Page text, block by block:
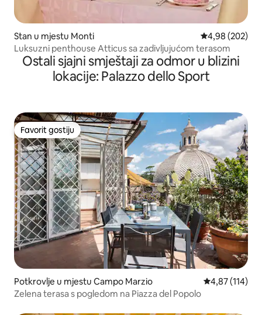
Stan u mjestu Monti Prosječna
4,98 (202)
Luksuzni penthouse Atticus sa zadivljujućom terasom
Ostali sjajni smještaji za odmor u blizini
lokacije: Palazzo dello Sport
Favorit gostiju
Favorit gostiju
Potkrovlje u mjestu Campo Marzio Prosječna
4,87 (114)
Zelena terasa s pogledom na Piazza del Popolo